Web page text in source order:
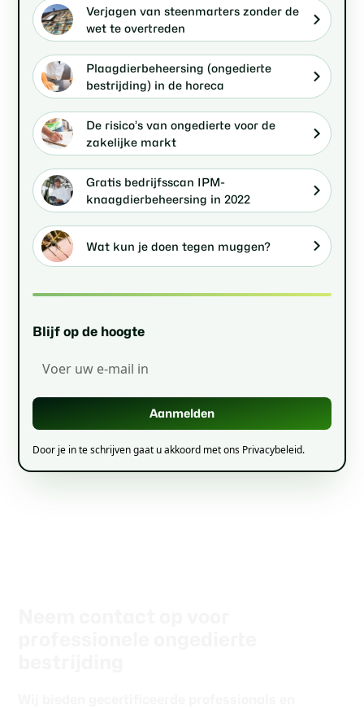
Verjagen van steenmarters zonder de
wet te overtreden
Plaagdierbeheersing (ongedierte
bestrijding) in de horeca
De risico’s van ongedierte voor de
zakelijke markt
Gratis bedrijfsscan IPM-
knaagdierbeheersing in 2022
Wat kun je doen tegen muggen?
Blijf op de hoogte
Door je in te schrijven gaat u akkoord met ons Privacybeleid.